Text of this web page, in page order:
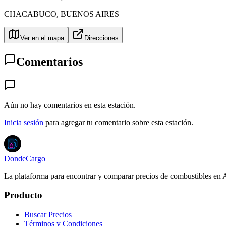
CHACABUCO, BUENOS AIRES
Ver en el mapa Direcciones
Comentarios
Aún no hay comentarios en esta estación.
Inicia sesión para agregar tu comentario sobre esta estación.
DondeCargo
La plataforma para encontrar y comparar precios de combustibles en
Producto
Buscar Precios
Términos y Condiciones